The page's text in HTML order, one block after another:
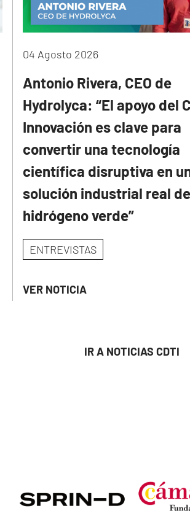
04 Agosto 2026
Antonio Rivera, CEO de
Hydrolyca: “El apoyo del
Innovación es clave para
convertir una tecnología
científica disruptiva en
solución industrial real de
hidrógeno verde”
ENTREVISTAS
VER NOTICIA
IR A NOTICIAS CDTI